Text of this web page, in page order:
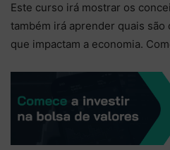
Este curso irá mostrar os
também irá aprender quais
que impactam a economia.